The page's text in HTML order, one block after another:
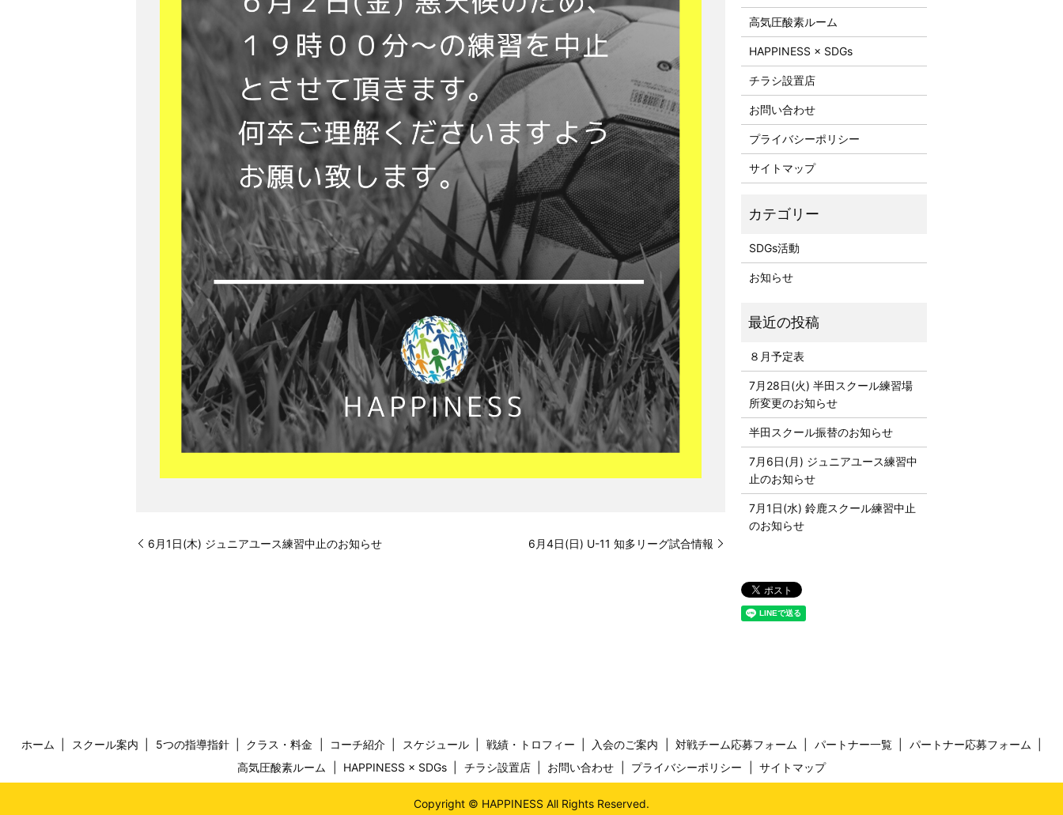
6月1日(木) ジュニアユース練習中止のお知らせ 6月4日(日) U-11 知多リーグ試合情報
高気圧酸素ルーム
HAPPINESS × SDGs
チラシ設置店
お問い合わせ
プライバシーポリシー
サイトマップ
SDGs活動
お知らせ
８月予定表
7月28日(火) 半田スクール練習場
所変更のお知らせ
半田スクール振替のお知らせ
7月6日(月) ジュニアユース練習中
止のお知らせ
7月1日(水) 鈴鹿スクール練習中止
のお知らせ
ホーム スクール案内 5つの指導指針 クラス・料金 コーチ紹介 スケジュール 戦績・トロフィー 入会のご案内 対戦チーム応募フォーム パートナー一覧
パートナー応募フォーム
高気圧酸素ルーム
HAPPINESS × SDGs チラシ設置店 お問い合わせ プライバシーポリシー サイトマップ
Copyright © HAPPINESS All Rights Reserved.